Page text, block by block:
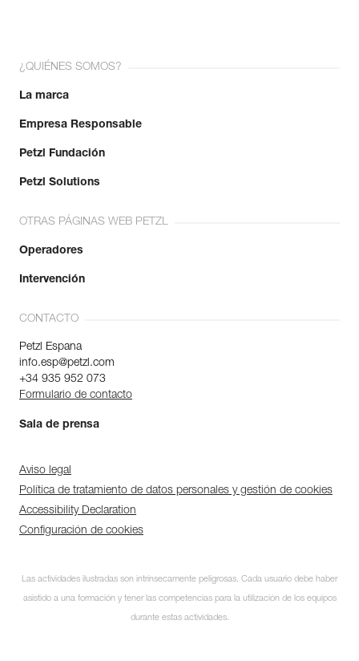
¿QUIÉNES SOMOS?
La marca
Empresa Responsable
Petzl Fundación
Petzl Solutions
OTRAS PÁGINAS WEB PETZL
Operadores
Intervención
CONTACTO
Petzl Espana
info.esp@petzl.com
+34 935 952 073
Formulario de contacto
Sala de prensa
Aviso legal
Política de tratamiento de datos personales y gestión de cookies
Accessibility Declaration
Configuración de cookies
Las actividades ilustradas son intrínsecamente peligrosas. Cada usuario debe haber
asistido a una formación y tener las competencias para la utilización de los equipos
durante estas actividades.